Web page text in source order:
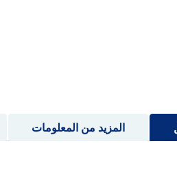
المزيد من المعلومات